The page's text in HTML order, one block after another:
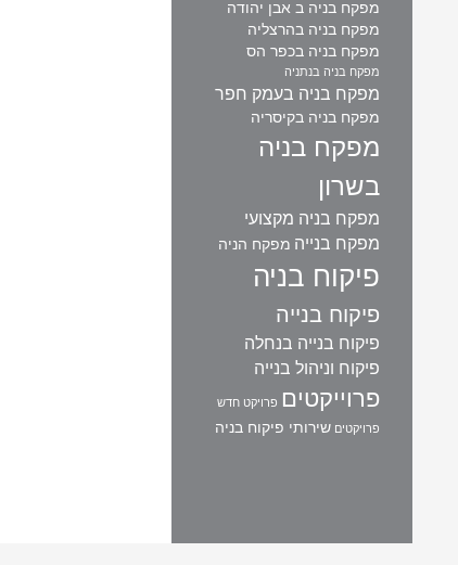
מפקח בניה ב אבן יהודה
מפקח בניה בהרצליה
מפקח בניה בכפר הס
מפקח בניה בנתניה
מפקח בניה בעמק חפר
מפקח בניה בקיסריה
מפקח בניה
בשרון
מפקח בניה מקצועי
מפקח בנייה מפקח הניה
פיקוח בניה
פיקוח בנייה
פיקוח בנייה בנחלה
פיקוח וניהול בנייה
פרוייקטים פרויקט חדש
פרויקטים שירותי פיקוח בניה